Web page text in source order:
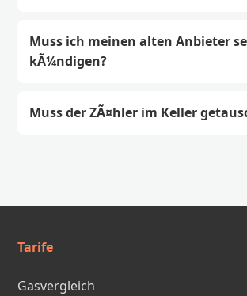
Muss ich meinen alten Anbieter
kÃ¼ndigen?
Muss der ZÃ¤hler im Keller
Tarife
Gasvergleich